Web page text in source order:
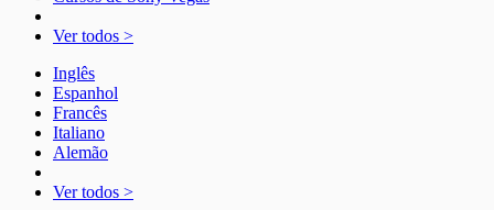
Ver todos >
Inglês
Espanhol
Francês
Italiano
Alemão
Ver todos >